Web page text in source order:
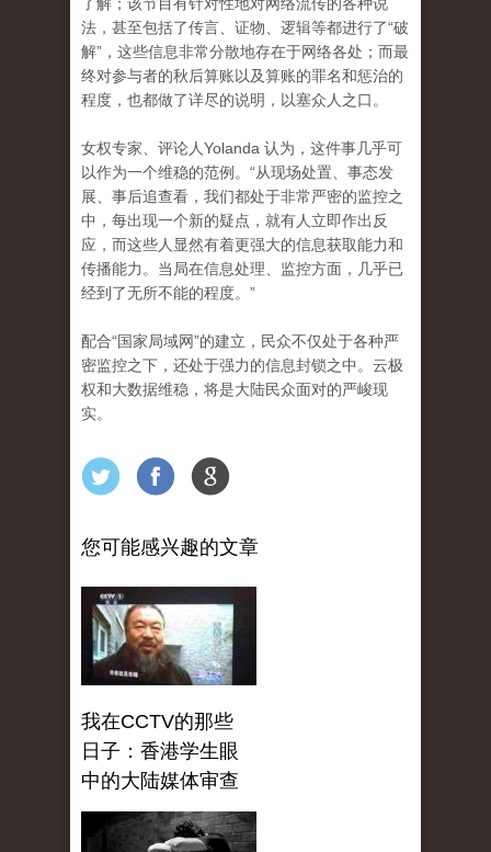
法，甚至包括了传言、证物、逻辑等都进行了“破
解”，这些信息非常分散地存在于网络各处；而最
终对参与者的秋后算账以及算账的罪名和惩治的
程度，也都做了详尽的说明，以塞众人之口。
女权专家、评论人Yolanda 认为，这件事几乎可
以作为一个维稳的范例。“从现场处置、事态发
展、事后追查看，我们都处于非常严密的监控之
中，每出现一个新的疑点，就有人立即作出反
应，而这些人显然有着更强大的信息获取能力和
传播能力。当局在信息处理、监控方面，几乎已
经到了无所不能的程度。”
配合“国家局域网”的建立，民众不仅处于各种严
密监控之下，还处于强力的信息封锁之中。云极
权和大数据维稳，将是大陆民众面对的严峻现
实。
您可能感兴趣的文章
我在CCTV的那些
日子：香港学生眼
中的大陆媒体审查